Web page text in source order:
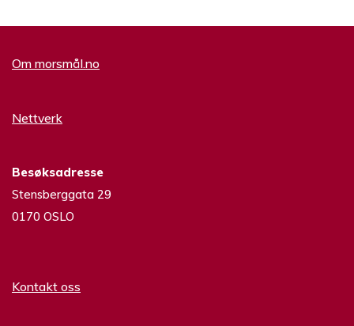
Om morsmål.no
Nettverk
Besøksadresse
Stensberggata 29
0170 OSLO
Kontakt oss